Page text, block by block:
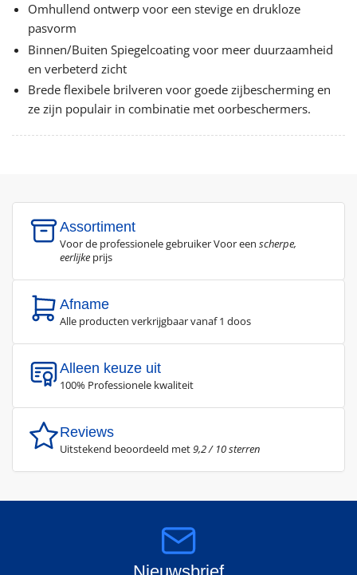
Omhullend ontwerp voor een stevige en drukloze
pasvorm
Binnen/Buiten Spiegelcoating voor meer duurzaamheid
en verbeterd zicht
Brede flexibele brilveren voor goede zijbescherming en
ze zijn populair in combinatie met oorbeschermers.
Assortiment
Voor de professionele gebruiker Voor een scherpe,
eerlijke prijs
Afname
Alle producten verkrijgbaar vanaf 1 doos
Alleen keuze uit
100% Professionele kwaliteit
Reviews
Uitstekend beoordeeld met9,2 / 10 sterren